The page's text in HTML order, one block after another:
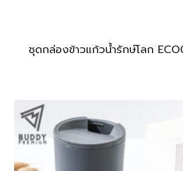
ชุดกล่องข้าวแก้วน้ำรักษ์โลก